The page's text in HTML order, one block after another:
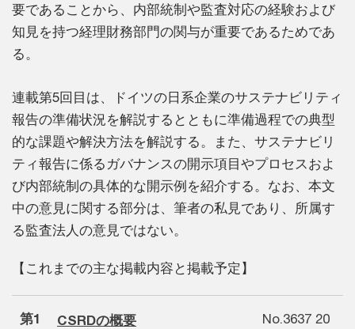
要であることから、内部統制や監査対応の経験および
知見を持つ経理財務部門の関与が重要であるためであ
る。
連載第5回目は、ドイツの日系企業のサステナビリティ
報告の準備状況を解説するとともに準備過程での典型
的な課題や解決方法を解説する。また、サステナビリ
ティ報告に係るガバナンスの開示項目やプロセスおよ
び内部統制の具体的な開示例を紹介する。なお、本文
中の意見に関する部分は、筆者の私見であり、所属す
る監査法人の意見ではない。
【これまでの主な掲載内容と掲載予定】
第1
CSRDの概要
No.3637 20